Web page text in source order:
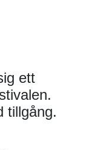
ett
tillgång.